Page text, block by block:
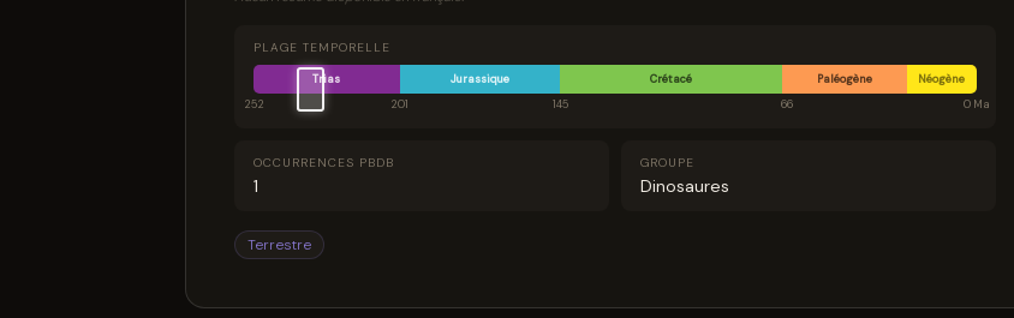
PLAGE TEMPORELLE
Trias Jurassique Crétacé Paléogène
Néogène
252
201 145 66 0 Ma
OCCURRENCES PBDB
1
GROUPE
Dinosaures
Terrestre